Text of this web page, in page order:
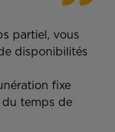
partiel, vous
disponibilités
fixe
du temps de